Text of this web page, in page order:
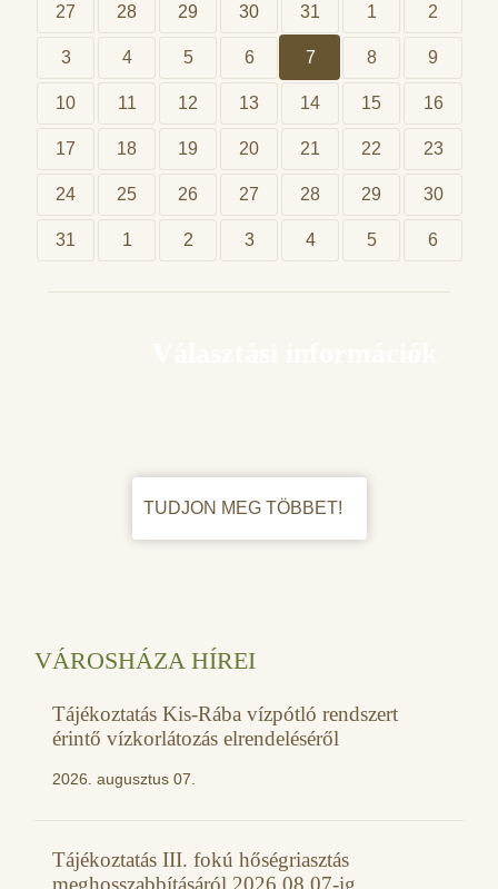
27 28 29 30 31 1 2
3 4 5 6 7 8 9
10 11 12 13 14 15 16
17 18 19 20 21 22 23
24 25 26 27 28 29 30
31 1 2 3 4 5 6
TUDJON MEG TÖBBET!
VÁROSHÁZA HÍREI
Tájékoztatás Kis-Rába vízpótló rendszert
érintő vízkorlátozás elrendeléséről
2026. augusztus 07.
Tájékoztatás III. fokú hőségriasztás
meghosszabbításáról 2026.08.07-ig